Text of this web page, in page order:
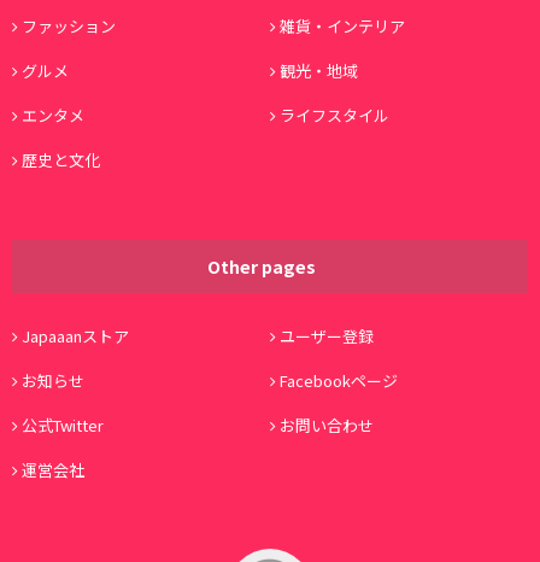
ファッション
雑貨・インテリア
グルメ
観光・地域
エンタメ
ライフスタイル
歴史と文化
Other pages
Japaaanストア
ユーザー登録
お知らせ
Facebookページ
公式Twitter
お問い合わせ
運営会社